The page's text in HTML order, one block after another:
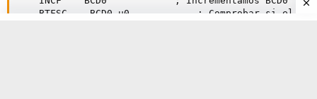
BTFSC    BCD0,u0            ; Comprobar si el